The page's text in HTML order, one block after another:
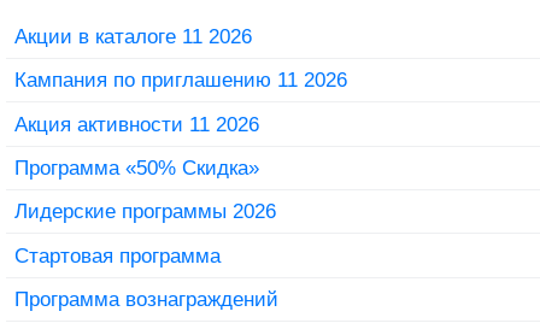
Акции в каталоге 11 2026
Кампания по приглашению 11 2026
Акция активности 11 2026
Программа «50% Скидка»
Лидерские программы 2026
Стартовая программа
Программа вознаграждений